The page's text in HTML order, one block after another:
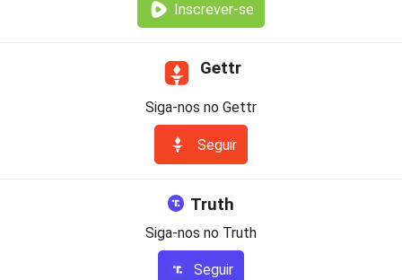
Inscrever-se
Gettr
Siga-nos no Gettr
Seguir
Truth
Siga-nos no Truth
Seguir